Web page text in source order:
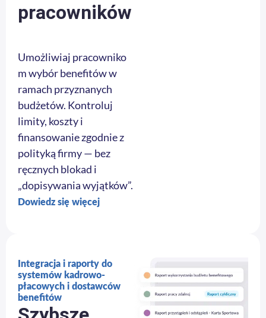
pracowników
Umożliwiaj pracowniko
m wybór benefitów w
ramach przyznanych
budżetów. Kontroluj
limity, koszty i
finansowanie zgodnie z
polityką firmy — bez
ręcznych blokad i
„dopisywania wyjątków”.
Dowiedz się więcej
Integracja i raporty do
systemów kadrowo-
płacowych i dostawców
benefitów